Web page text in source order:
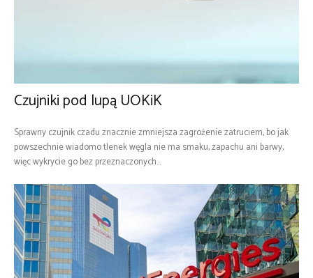
Czujniki pod lupą UOKiK
Sprawny czujnik czadu znacznie zmniejsza zagrożenie zatruciem, bo jak
powszechnie wiadomo tlenek węgla nie ma smaku, zapachu ani barwy,
więc wykrycie go bez przeznaczonych...